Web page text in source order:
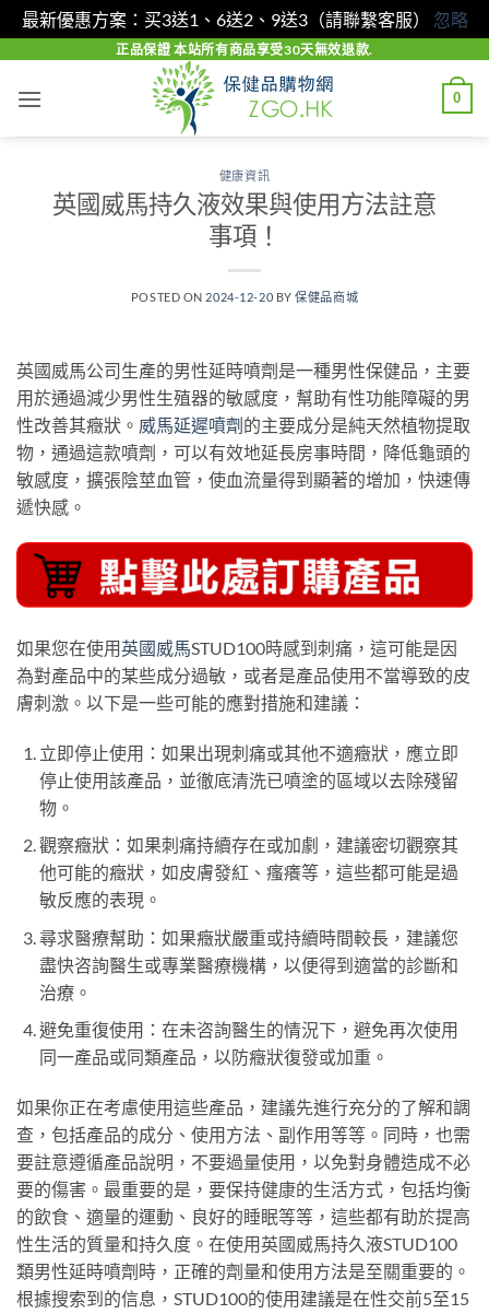
最新優惠方案：买3送1、6送2、9送3（請聯繫客服） 忽略
content
正品保證 本站所有商品享受30天無效退款.
0
健康資訊
英國威馬持久液效果與使用方法註意
事項！
POSTED ON 2024-12-20 BY保健品商城
英國威馬公司生產的男性延時噴劑是一種男性保健品，主要
用於通過減少男性生殖器的敏感度，幫助有性功能障礙的男
性改善其癥狀。 威馬延遲噴劑的主要成分是純天然植物提取
物，通過這款噴劑，可以有效地延長房事時間，降低龜頭的
敏感度，擴張陰莖血管，使血流量得到顯著的增加，快速傳
遞快感。
如果您在使用英國威馬STUD100時感到刺痛，這可能是因
為對產品中的某些成分過敏，或者是產品使用不當導致的皮
膚刺激。以下是一些可能的應對措施和建議：
立即停止使用：如果出現刺痛或其他不適癥狀，應立即
停止使用該產品，並徹底清洗已噴塗的區域以去除殘留
物。
觀察癥狀：如果刺痛持續存在或加劇，建議密切觀察其
他可能的癥狀，如皮膚發紅、瘙癢等，這些都可能是過
敏反應的表現。
尋求醫療幫助：如果癥狀嚴重或持續時間較長，建議您
盡快咨詢醫生或專業醫療機構，以便得到適當的診斷和
治療。
避免重復使用：在未咨詢醫生的情況下，避免再次使用
同一產品或同類產品，以防癥狀復發或加重。
如果你正在考慮使用這些產品，建議先進行充分的了解和調
查，包括產品的成分、使用方法、副作用等等。同時，也需
要註意遵循產品說明，不要過量使用，以免對身體造成不必
要的傷害。最重要的是，要保持健康的生活方式，包括均衡
的飲食、適量的運動、良好的睡眠等等，這些都有助於提高
性生活的質量和持久度。在使用英國威馬持久液STUD100
類男性延時噴劑時，正確的劑量和使用方法是至關重要的。
根據搜索到的信息，STUD100的使用建議是在性交前5至15